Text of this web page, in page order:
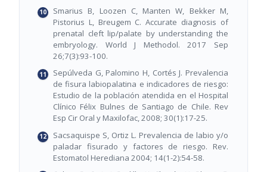
Smarius B, Loozen C, Manten W, Bekker M,
Pistorius L, Breugem C. Accurate diagnosis of
prenatal cleft lip/palate by understanding the
embryology. World J Methodol. 2017 Sep
26;7(3):93-100.
Sepúlveda G, Palomino H, Cortés J. Prevalencia
de fisura labiopalatina e indicadores de riesgo:
Estudio de la población atendida en el Hospital
Clínico Félix Bulnes de Santiago de Chile. Rev
Esp Cir Oral y Maxilofac, 2008; 30(1):17-25.
Sacsaquispe S, Ortiz L. Prevalencia de labio y/o
paladar fisurado y factores de riesgo. Rev.
Estomatol Herediana 2004; 14(1-2):54-58.